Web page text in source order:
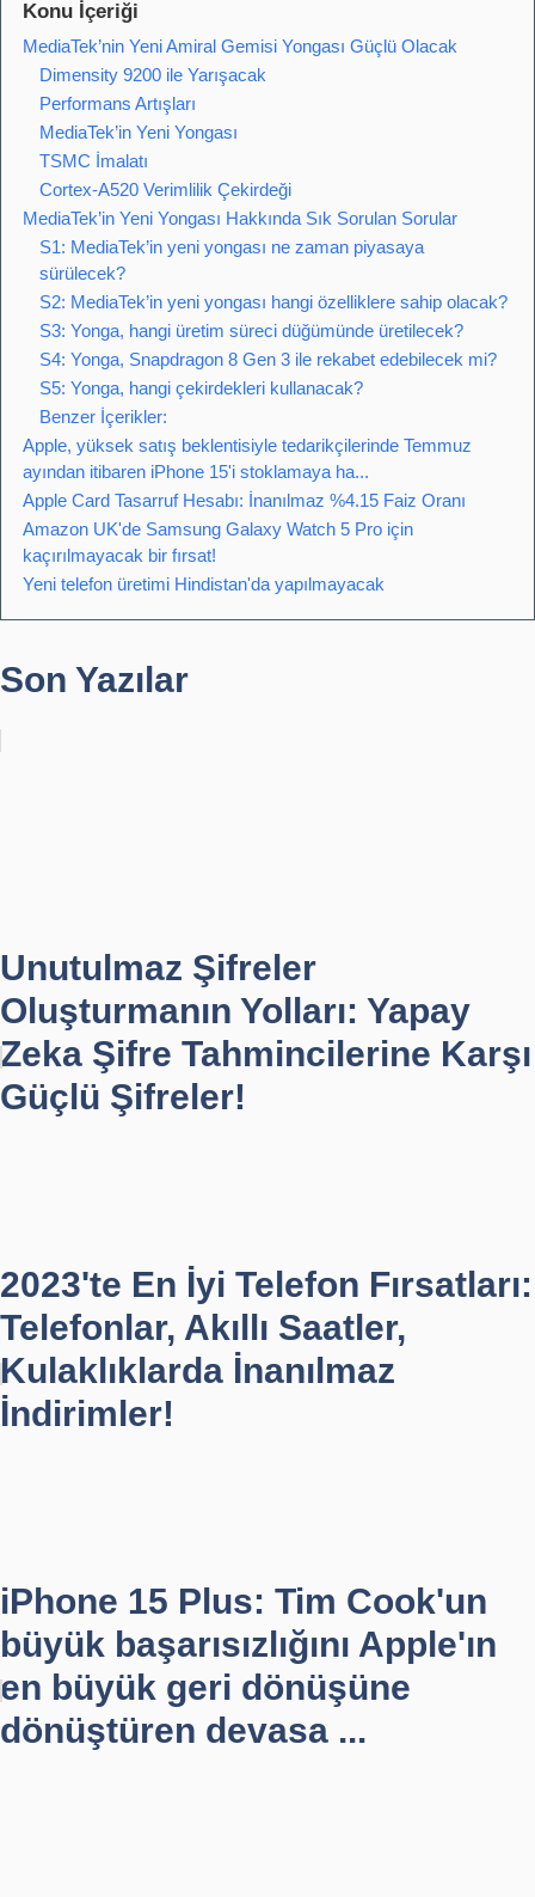
Konu İçeriği
MediaTek’nin Yeni Amiral Gemisi Yongası Güçlü Olacak
Dimensity 9200 ile Yarışacak
Performans Artışları
MediaTek’in Yeni Yongası
TSMC İmalatı
Cortex-A520 Verimlilik Çekirdeği
MediaTek’in Yeni Yongası Hakkında Sık Sorulan Sorular
S1: MediaTek’in yeni yongası ne zaman piyasaya
sürülecek?
S2: MediaTek’in yeni yongası hangi özelliklere sahip olacak?
S3: Yonga, hangi üretim süreci düğümünde üretilecek?
S4: Yonga, Snapdragon 8 Gen 3 ile rekabet edebilecek mi?
S5: Yonga, hangi çekirdekleri kullanacak?
Benzer İçerikler:
Apple, yüksek satış beklentisiyle tedarikçilerinde Temmuz
ayından itibaren iPhone 15'i stoklamaya ha...
Apple Card Tasarruf Hesabı: İnanılmaz %4.15 Faiz Oranı
Amazon UK'de Samsung Galaxy Watch 5 Pro için
kaçırılmayacak bir fırsat!
Yeni telefon üretimi Hindistan'da yapılmayacak
Son Yazılar
Unutulmaz Şifreler
Oluşturmanın Yolları: Yapay
Zeka Şifre Tahmincilerine Karşı
Güçlü Şifreler!
2023'te En İyi Telefon Fırsatları:
Telefonlar, Akıllı Saatler,
Kulaklıklarda İnanılmaz
İndirimler!
iPhone 15 Plus: Tim Cook'un
büyük başarısızlığını Apple'ın
en büyük geri dönüşüne
dönüştüren devasa ...